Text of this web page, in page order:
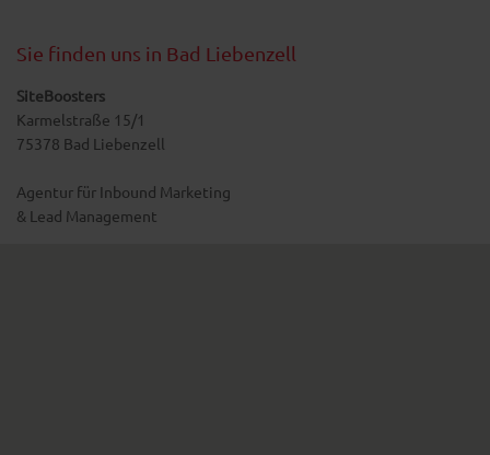
Sie finden uns in Bad Liebenzell
SiteBoosters
Karmelstraße 15/1
75378 Bad Liebenzell
Agentur für Inbound Marketing
& Lead Management